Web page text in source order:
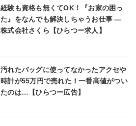
経験も資格も無くてOK！『お家の困っ
た』をなんでも解決しちゃうお仕事 ―
株式会社さくら【ひらつー求人】
汚れたバッグに使ってなかったアクセや
時計が55万円で売れた！一番高値がつい
たのは…【ひらつー広告】